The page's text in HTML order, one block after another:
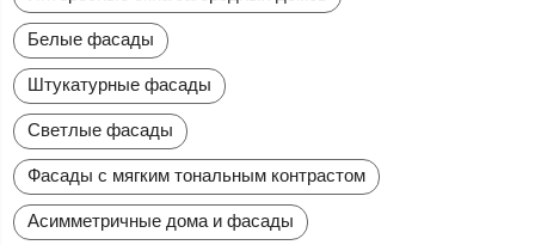
Белые фасады
Штукатурные фасады
Светлые фасады
Фасады с мягким тональным контрастом
Асимметричные дома и фасады